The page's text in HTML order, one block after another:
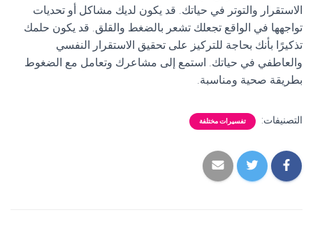
الاستقرار والتوتر في حياتك. قد يكون لديك مشاكل أو تحديات
تواجهها في الواقع تجعلك تشعر بالضغط والقلق. قد يكون حلمك
تذكيرًا بأنك بحاجة للتركيز على تحقيق الاستقرار النفسي
والعاطفي في حياتك. استمع إلى مشاعرك وتعامل مع الضغوط
بطريقة صحية ومناسبة.
التصنيفات: تفسيرات مختلفة